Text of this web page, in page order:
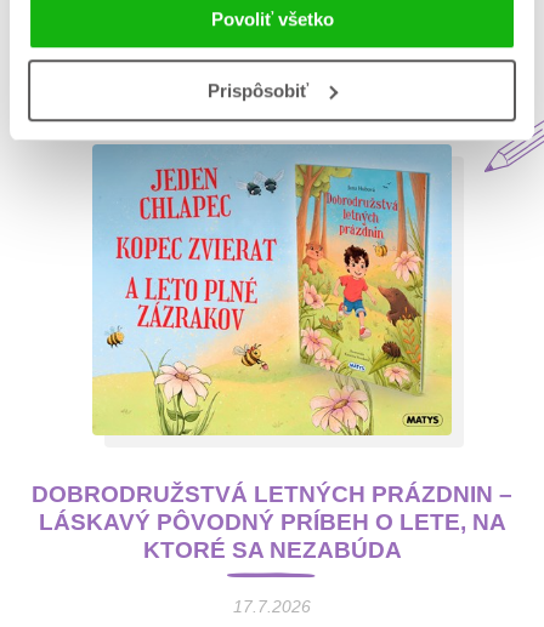
Povoliť všetko
Prispôsobiť
Aktuálne na blogu Matys
DOBRODRUŽSTVÁ LETNÝCH PRÁZDNIN –
LÁSKAVÝ PÔVODNÝ PRÍBEH O LETE, NA
KTORÉ SA NEZABÚDA
17.7.2026